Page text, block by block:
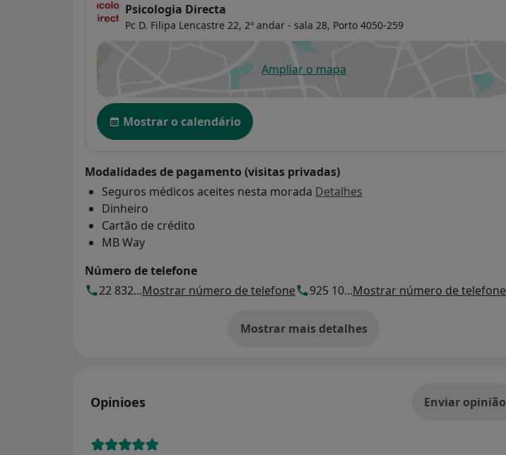
Psicologia Directa
Pc D. Filipa Lencastre 22, 2º andar - sala 28, Porto 4050-259
Ampliar o mapaabre num novo separador
Disponibilidade
Mostrar o calendário
Modalidades de pagamento (visitas privadas)
Seguros médicos aceites nesta morada Detalhes
Dinheiro
Cartão de crédito
MB Way
Número de telefone
22 832...Mostrar número de telefone 925 10...Mostrar número de telefone
Mostrar mais detalhes
sobre o endereço
Opinioes Enviar opinião